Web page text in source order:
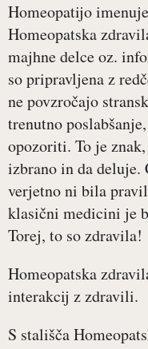
Homeopatijo
Homeopatska
majhne delce oz.
so pripravljena z
ne povzročajo
trenutno
opozoriti. To je
izbrano in da deluje.
verjetno ni bila
klasični medicini je
Torej, to so zdravila!
Homeopatska
interakcij z zdravili.
S stališča